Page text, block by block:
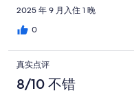
2025 年 9 月入住 1 晚
0
真实点评
8/10 不错